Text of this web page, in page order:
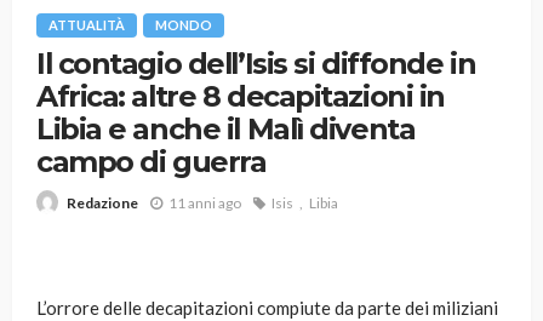
ATTUALITÀ MONDO
Il contagio dell’Isis si diffonde in
Africa: altre 8 decapitazioni in
Libia e anche il Malì diventa
campo di guerra
Redazione 11 anni ago Isis Libia
L’orrore delle decapitazioni compiute da parte dei miliziani